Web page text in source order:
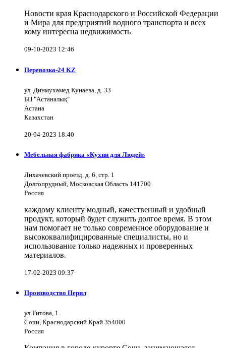
Новости края Краснодарского и Российской Федерации
и Мира для предприятий водного транспорта и всех
кому интересна недвижимость
09-10-2023 12:46
Перевозка-24 KZ
ул. Динмухамед Кунаева, д. 33
БЦ "Астаналық"
Астана
Казахстан
20-04-2023 18:40
Мебельная фабрика «Кухни для Людей»
Лихачевский проезд, д. 6, стр. 1
Долгопрудный, Московская Область 141700
Россия
каждому клиенту модный, качественный и удобный
продукт, который будет служить долгое время. В этом
нам помогает не только современное оборудование и
высококвалифицированные специалисты, но и
использование только надежных и проверенных
материалов.
17-02-2023 09:37
Производство Перил
ул.Титова, 1
Сочи, Краснодарский Край 354000
Россия